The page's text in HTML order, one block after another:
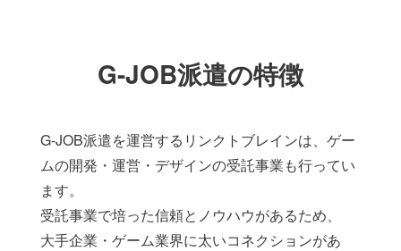
G-JOB派遣の特徴
G-JOB派遣を運営するリンクトブレインは、ゲー
ムの開発・運営・デザインの受託事業も行ってい
ます。
受託事業で培った信頼とノウハウがあるため、
大手企業・ゲーム業界に太いコネクションがあ